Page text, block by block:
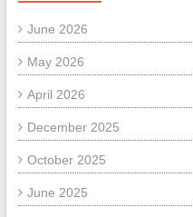
June 2026
May 2026
April 2026
December 2025
October 2025
June 2025